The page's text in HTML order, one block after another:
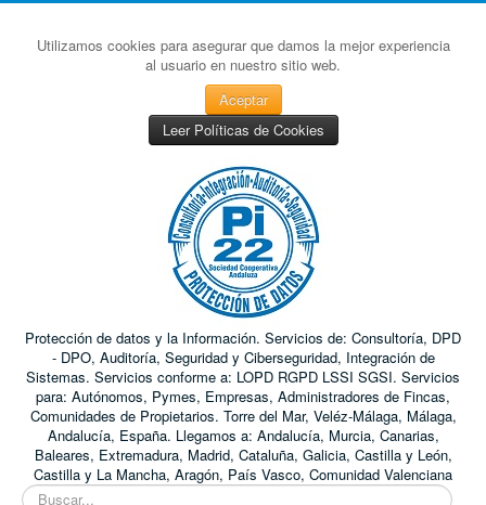
Utilizamos cookies para asegurar que damos la mejor experiencia
al usuario en nuestro sitio web.
Aceptar
Leer Políticas de Cookies
Protección de datos y la Información. Servicios de: Consultoría, DPD
- DPO, Auditoría, Seguridad y Ciberseguridad, Integración de
Sistemas. Servicios conforme a: LOPD RGPD LSSI SGSI. Servicios
para: Autónomos, Pymes, Empresas, Administradores de Fincas,
Comunidades de Propietarios. Torre del Mar, Veléz-Málaga, Málaga,
Andalucía, España. Llegamos a: Andalucía, Murcia, Canarias,
Baleares, Extremadura, Madrid, Cataluña, Galicia, Castilla y León,
Castilla y La Mancha, Aragón, País Vasco, Comunidad Valenciana
Buscar...